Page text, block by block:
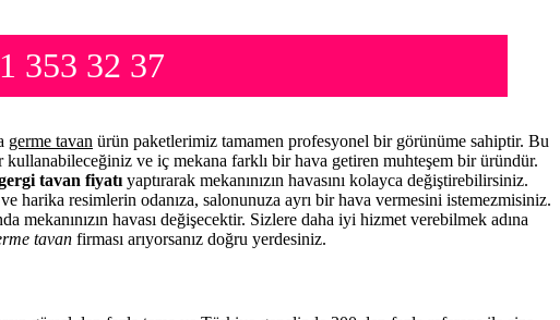
353 32 37
germe tavan ürün paketlerimiz tamamen profesyonel bir görünüme sahiptir. Bu
kullanabileceğiniz ve iç mekana farklı bir hava getiren muhteşem bir üründür.
tavan fiyatı yaptırarak mekanınızın havasını kolayca değiştirebilirsiniz.
harika resimlerin odanıza, salonunuza ayrı bir hava vermesini istemezmisiniz.
havası değişecektir. Sizlere daha iyi hizmet verebilmek adına
tavan firması arıyorsanız doğru yerdesiniz.